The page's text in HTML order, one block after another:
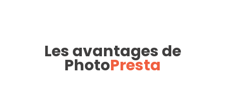
Les avantages de
PhotoPresta